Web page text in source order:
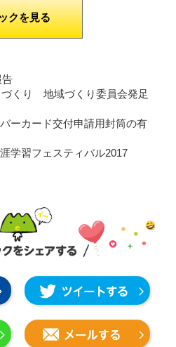
クを見る
くり 地域づくり委員会発足
ーカード交付申請用封筒の有
学習フェスティバル2017